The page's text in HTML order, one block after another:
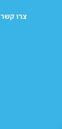
צרו קשר